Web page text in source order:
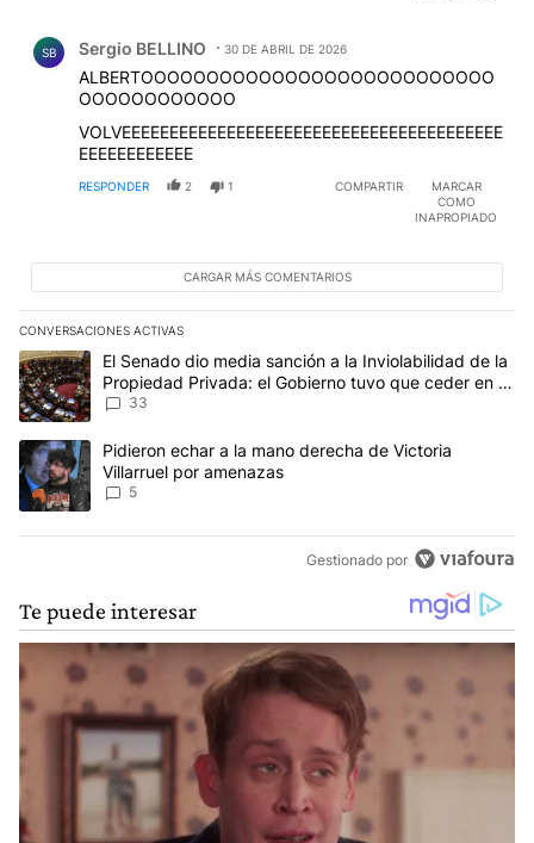
SB Sergio BELLINO 30 DE ABRIL DE 2026
ALBERTOOOOOOOOOOOOOOOOOOOOOOOOOOO
OOOOOOOOOOOO
VOLVEEEEEEEEEEEEEEEEEEEEEEEEEEEEEEEEEEEEEEEE
EEEEEEEEEEEE
RESPONDER 2 1 COMPARTIR
MARCAR
COMO
INAPROPIADO
CARGAR MÁS COMENTARIOS
CONVERSACIONES ACTIVAS
Este listado muestra los artículos con más comentarios en los
Un artículo de tendencia con el título "El Senado dio media
El Senado dio media sanción a la Inviolabilidad de la
Propiedad Privada: el Gobierno tuvo que ceder en la
Ley del Manejo del Fuego
33
Un artículo de tendencia con el título "Pidieron echar a la mano
Pidieron echar a la mano derecha de Victoria
Villarruel por amenazas
5
Gestionado por